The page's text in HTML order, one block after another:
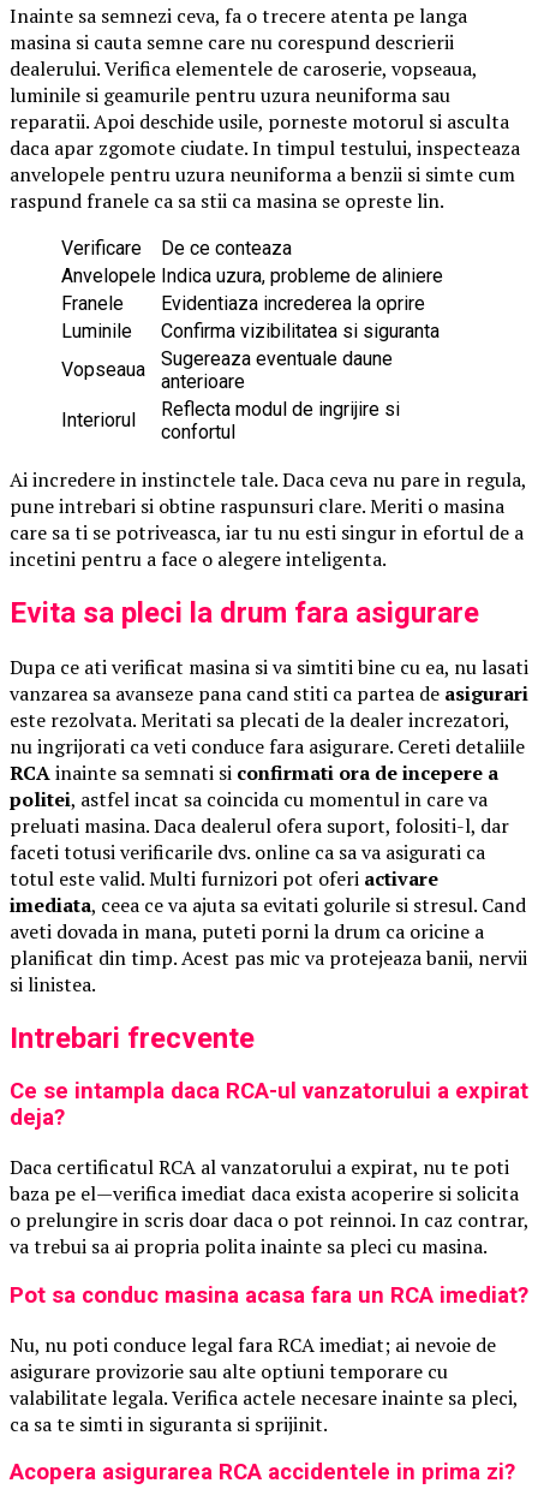
Inainte sa semnezi ceva, fa o trecere atenta pe langa
masina si cauta semne care nu corespund descrierii
dealerului. Verifica elementele de caroserie, vopseaua,
luminile si geamurile pentru uzura neuniforma sau
reparatii. Apoi deschide usile, porneste motorul si asculta
daca apar zgomote ciudate. In timpul testului, inspecteaza
anvelopele pentru uzura neuniforma a benzii si simte cum
raspund franele ca sa stii ca masina se opreste lin.
Verificare
De ce conteaza
Anvelopele Indica uzura, probleme de aliniere
Franele
Evidentiaza increderea la oprire
Luminile
Confirma vizibilitatea si siguranta
Vopseaua
Sugereaza eventuale daune
anterioare
Interiorul
Reflecta modul de ingrijire si
confortul
Ai incredere in instinctele tale. Daca ceva nu pare in regula,
pune intrebari si obtine raspunsuri clare. Meriti o masina
care sa ti se potriveasca, iar tu nu esti singur in efortul de a
incetini pentru a face o alegere inteligenta.
Evita sa pleci la drum fara asigurare
Dupa ce ati verificat masina si va simtiti bine cu ea, nu lasati
vanzarea sa avanseze pana cand stiti ca partea de asigurari
este rezolvata. Meritati sa plecati de la dealer increzatori,
nu ingrijorati ca veti conduce fara asigurare. Cereti detaliile
RCAinainte sa semnati si confirmati ora de incepere a
politei, astfel incat sa coincida cu momentul in care va
preluati masina. Daca dealerul ofera suport, folositi-l, dar
faceti totusi verificarile dvs. online ca sa va asigurati ca
totul este valid. Multi furnizori pot oferi activare
imediata, ceea ce va ajuta sa evitati golurile si stresul. Cand
aveti dovada in mana, puteti porni la drum ca oricine a
planificat din timp. Acest pas mic va protejeaza banii, nervii
si linistea.
Intrebari frecvente
Ce se intampla daca RCA-ul vanzatorului a expirat
deja?
Daca certificatul RCA al vanzatorului a expirat, nu te poti
baza pe el—verifica imediat daca exista acoperire si solicita
o prelungire in scris doar daca o pot reinnoi. In caz contrar,
va trebui sa ai propria polita inainte sa pleci cu masina.
Pot sa conduc masina acasa fara un RCA imediat?
Nu, nu poti conduce legal fara RCA imediat; ai nevoie de
asigurare provizorie sau alte optiuni temporare cu
valabilitate legala. Verifica actele necesare inainte sa pleci,
ca sa te simti in siguranta si sprijinit.
Acopera asigurarea RCA accidentele in prima zi?